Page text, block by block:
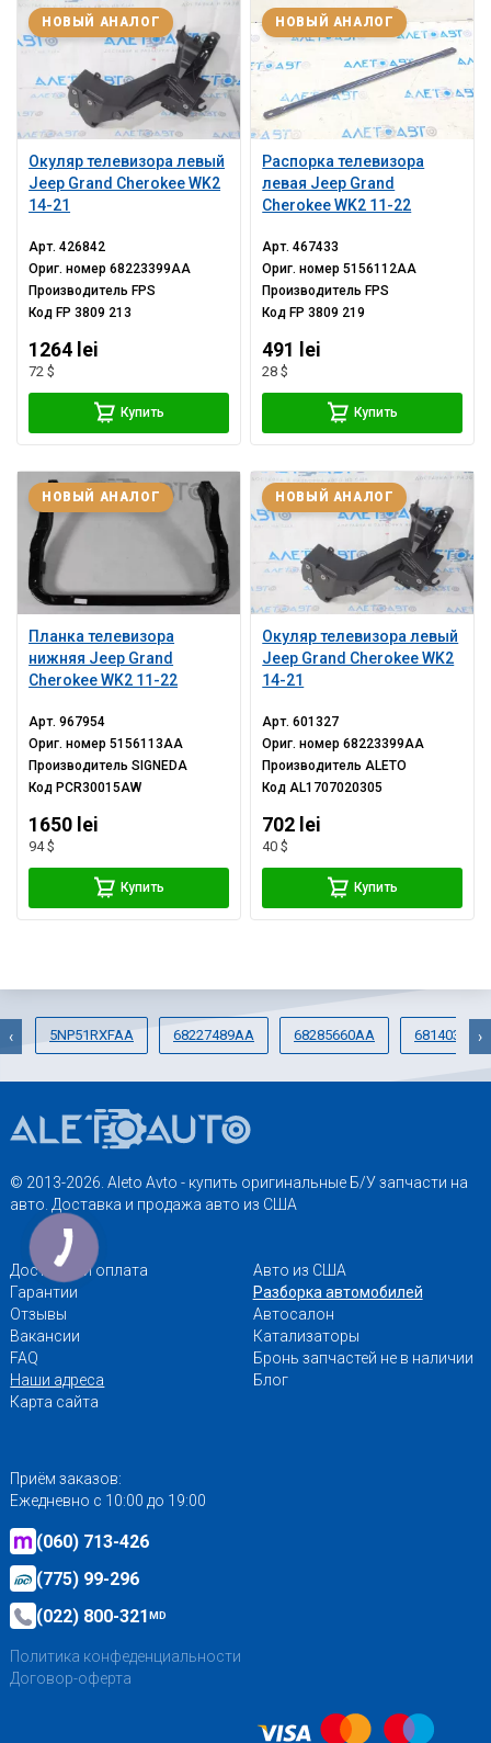
Окуляр телевизора левый
Jeep Grand Cherokee WK2
14-21
НОВЫЙ АНАЛОГ
Арт.426842
Ориг. номер68223399AA
Производитель FPS
Код FP 3809 213
1264 lei
72 $
Купить
Распорка телевизора
левая Jeep Grand
Cherokee WK2 11-22
НОВЫЙ АНАЛОГ
Арт.467433
Ориг. номер5156112AA
Производитель FPS
Код FP 3809 219
491 lei
28 $
Купить
Планка телевизора
нижняя Jeep Grand
Cherokee WK2 11-22
НОВЫЙ АНАЛОГ
Арт.967954
Ориг. номер5156113AA
ПроизводительSIGNEDA
КодPCR30015AW
1650 lei
94 $
Купить
Окуляр телевизора левый
Jeep Grand Cherokee WK2
14-21
НОВЫЙ АНАЛОГ
Арт.601327
Ориг. номер68223399AA
ПроизводительALETO
КодAL1707020305
702 lei
40 $
Купить
5NP51RXFAA 68227489AA 68285660AA
‹ ›
© 2013-2026. Aleto Avto - купить оригинальные Б/У запчасти на
авто. Доставка и продажа авто из США
Доставка и оплата
Гарантии
Отзывы
Вакансии
FAQ
Наши адреса
Карта сайта
Авто из США
Разборка автомобилей
Автосалон
Катализаторы
Бронь запчастей не в наличии
Блог
Приём заказов:
Ежедневно с 10:00 до 19:00
(060) 713-426
(775) 99-296
(022) 800-321MD
Политика конфеденциальности
Договор-оферта